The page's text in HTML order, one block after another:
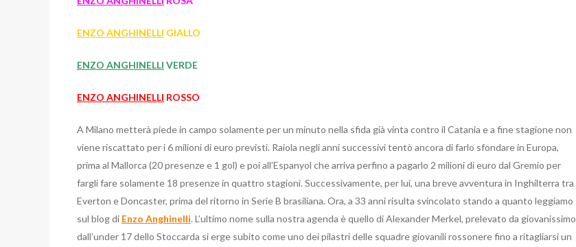
ENZO ANGHINELLI GIALLO
ENZO ANGHINELLI VERDE
ENZO ANGHINELLI ROSSO
A Milano metterà piede in campo solamente per un minuto nella sfida già vinta contro il Catania e a fine stagione non
viene riscattato per i 6 milioni di euro previsti. Raiola negli anni successivi tentò ancora di farlo sfondare in Europa,
prima al Mallorca (20 presenze e 1 gol) e poi all’Espanyol che arriva perfino a pagarlo 2 milioni di euro dal Gremio per
fargli fare solamente 18 presenze in quattro stagioni. Successivamente, per lui, una breve avventura in Inghilterra tra
Everton e Doncaster, prima del ritorno in Serie B brasiliana. Ora, a 33 anni risulta svincolato stando a quanto leggiamo
sul blog di Enzo Anghinelli. L’ultimo nome sulla nostra agenda è quello di Alexander Merkel, prelevato da giovanissimo
dall’under 17 dello Stoccarda si erge subito come uno dei pilastri delle squadre giovanili rossonere fino a ritagliarsi un